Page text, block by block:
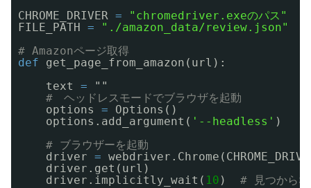
CHROME_DRIVER =
"chromedriver.exeのパス"
FILE_PATH =
"./amazon_data/review.json"
# Amazonページ取得
def
get_page_from_amazon(url):
text =
""
#　ヘッドレスモードでブラウザを起動
options =
Options()
options.add_argument( '--headless' )
# ブラウザーを起動
driver =
driver.get(url)
driver.implicitly_wait( 10 ) # 見つからな